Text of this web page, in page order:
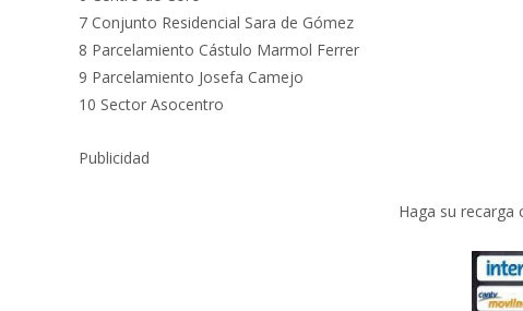
7 Conjunto Residencial Sara de Gómez
8 Parcelamiento Cástulo Marmol Ferrer
9 Parcelamiento Josefa Camejo
10 Sector Asocentro
Publicidad
Haga su recarga